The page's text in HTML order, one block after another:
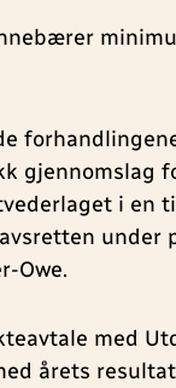
gjennomslag
i en
under
Owe.
med
årets